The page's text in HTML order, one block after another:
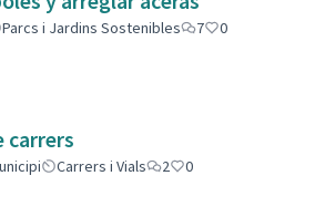
Parcs i Jardins Sostenibles 7
0
carrers
Carrers i Vials 2
0